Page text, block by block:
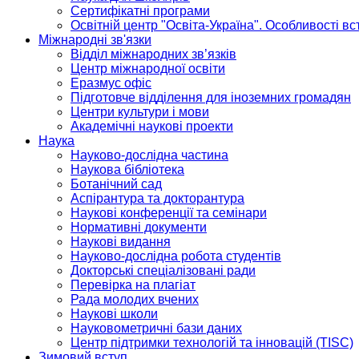
Сертифікатні програми
Освітній центр "Освіта-Україна". Особливості
Міжнародні зв'язки
Відділ міжнародних зв’язків
Центр міжнародної освіти
Еразмус офіс
Підготовче відділення для іноземних громадян
Центри культури і мови
Академічні наукові проекти
Наука
Науково-дослідна частина
Наукова бібліотека
Ботанічний сад
Аспірантура та докторантура
Наукові конференції та семінари
Нормативні документи
Наукові видання
Науково-дослідна робота студентів
Докторські спеціалізовані ради
Перевірка на плагіат
Рада молодих вчених
Наукові школи
Науковометричні бази даних
Центр підтримки технологій та інновацій (TISC)